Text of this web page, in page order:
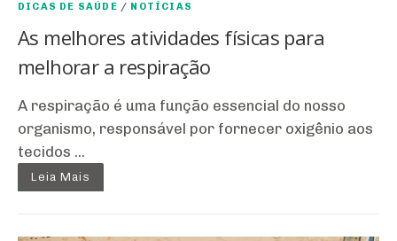
DICAS DE SAÚDE / NOTÍCIAS
As melhores atividades físicas para
melhorar a respiração
A respiração é uma função essencial do nosso
organismo, responsável por fornecer oxigênio aos
tecidos ...
Leia Mais